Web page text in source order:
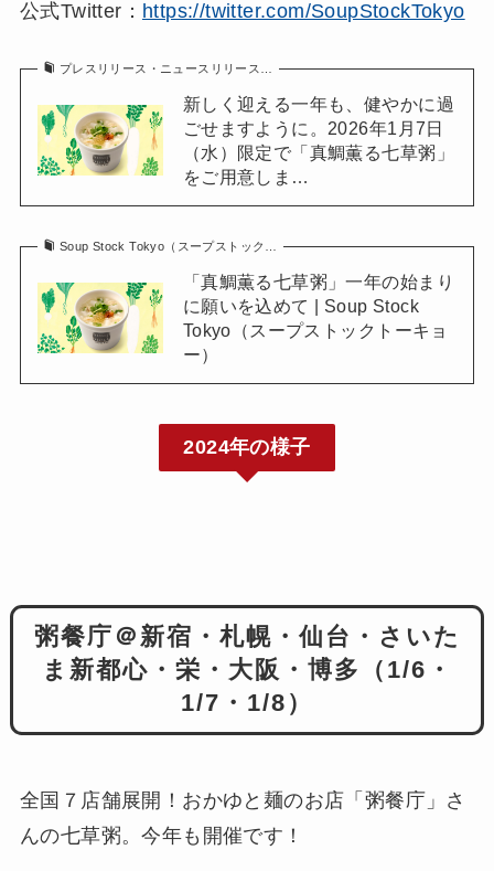
公式Twitter： https://twitter.com/SoupStockTokyo
プレスリリース・ニュースリリース…
新しく迎える一年も、健やかに過
ごせますように。2026年1月7日
（水）限定で「真鯛薫る七草粥」
をご用意しま…
Soup Stock Tokyo（スープストック…
「真鯛薫る七草粥」一年の始まり
に願いを込めて | Soup Stock
Tokyo（スープストックトーキョ
ー）
2024年の様子
粥餐庁＠新宿・札幌・仙台・さいた
ま新都心・栄・大阪・博多（1/6・
1/7・1/8）
全国７店舗展開！おかゆと麺のお店「粥餐庁」さ
んの七草粥。今年も開催です！